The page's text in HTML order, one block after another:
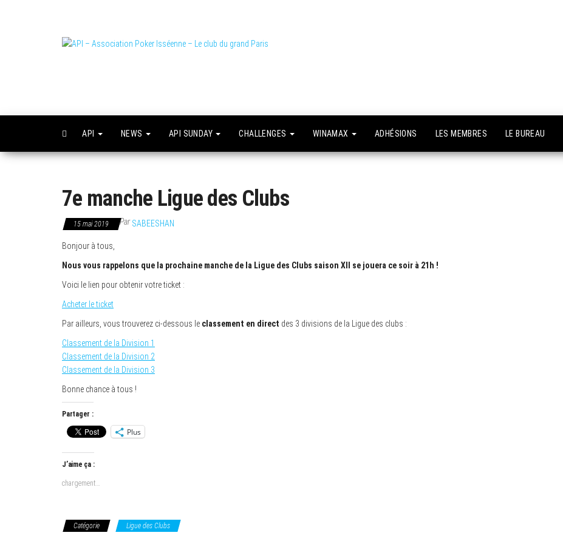
grand Paris
API NEWS API SUNDAY CHALLENGES WINAMAX ADHÉSIONS LES MEMBRES LE BUREAU
7e manche Ligue des Clubs
15 mai 2019 ParSABEESHAN
Bonjour à tous,
Nous vous rappelons que la prochaine manche de la Ligue des Clubs saison XII se jouera ce soir à 21h !
Voici le lien pour obtenir votre ticket :
Acheter le ticket
Par ailleurs, vous trouverez ci-dessous le classement en direct des 3 divisions de la Ligue des clubs :
Classement de la Division 1
Classement de la Division 2
Classement de la Division 3
Bonne chance à tous !
Partager :
Plus
J’aime ça :
chargement…
Catégorie Ligue des Clubs